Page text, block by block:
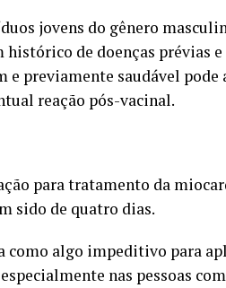
jovens do gênero
histórico de doenças prévias
e previamente saudável pode
reação pós-vacinal.
para tratamento da
sido de quatro dias.
como algo impeditivo para
nas pessoas